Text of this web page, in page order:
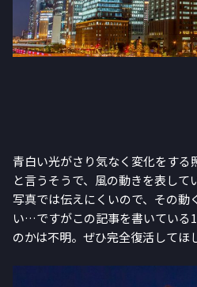
青白い光がさり気なく変化をする
と言うそうで、風の動きを表して
写真では伝えにくいので、その動
い…ですがこの記事を書いている
のかは不明。ぜひ完全復活してほ